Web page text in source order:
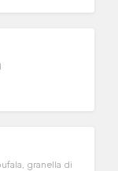
granella di